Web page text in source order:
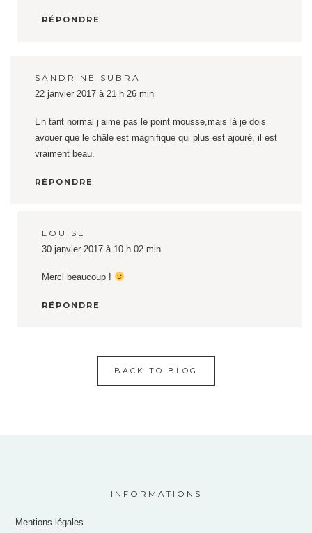
RÉPONDRE
SANDRINE SUBRA
22 janvier 2017 à 21 h 26 min
En tant normal j’aime pas le point mousse,mais là je dois
avouer que le châle est magnifique qui plus est ajouré, il est
vraiment beau.
RÉPONDRE
LOUISE
30 janvier 2017 à 10 h 02 min
Merci beaucoup !
RÉPONDRE
BACK TO BLOG
INFORMATIONS
Mentions légales